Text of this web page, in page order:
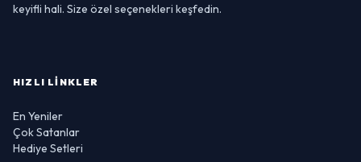
keyifli hali. Size özel seçenekleri keşfedin.
HIZLI LINKLER
En Yeniler
Çok Satanlar
Hediye Setleri